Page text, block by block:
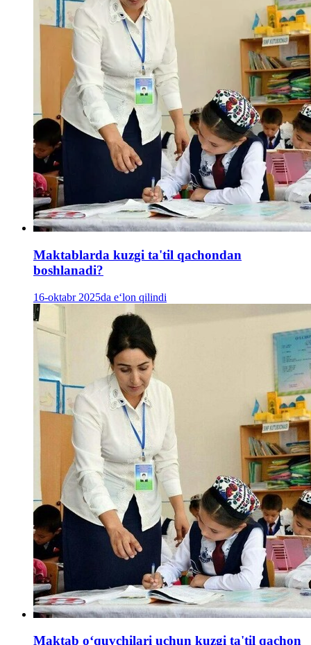
Maktablarda kuzgi ta'til qachondan
boshlanadi?
16-oktabr 2025da e‘lon qilindi
Maktab oʻquvchilari uchun kuzgi ta'til qachon